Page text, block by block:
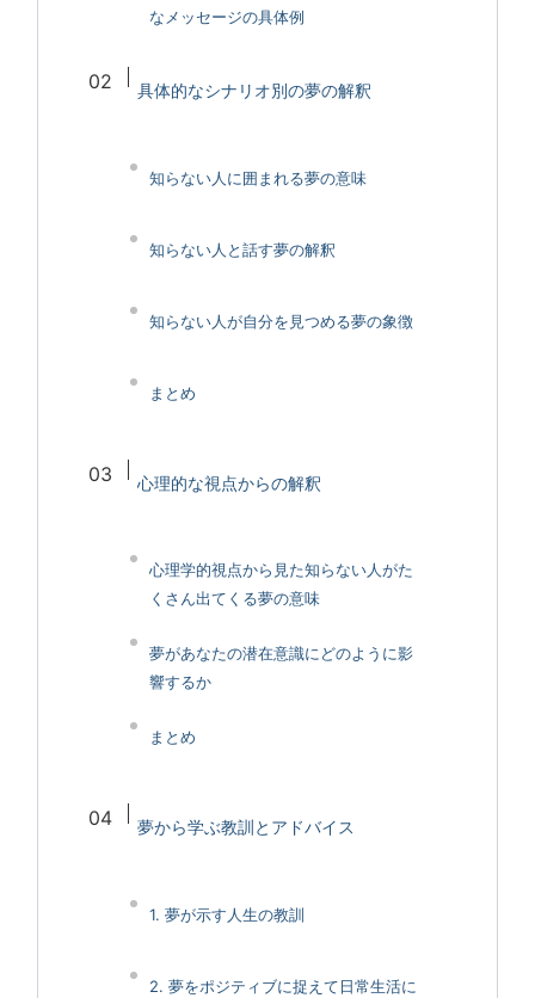
なメッセージの具体例
具体的なシナリオ別の夢の解釈
知らない人に囲まれる夢の意味
知らない人と話す夢の解釈
知らない人が自分を見つめる夢の象徴
まとめ
心理的な視点からの解釈
心理学的視点から見た知らない人がた
くさん出てくる夢の意味
夢があなたの潜在意識にどのように影
響するか
まとめ
夢から学ぶ教訓とアドバイス
1. 夢が示す人生の教訓
2. 夢をポジティブに捉えて日常生活に